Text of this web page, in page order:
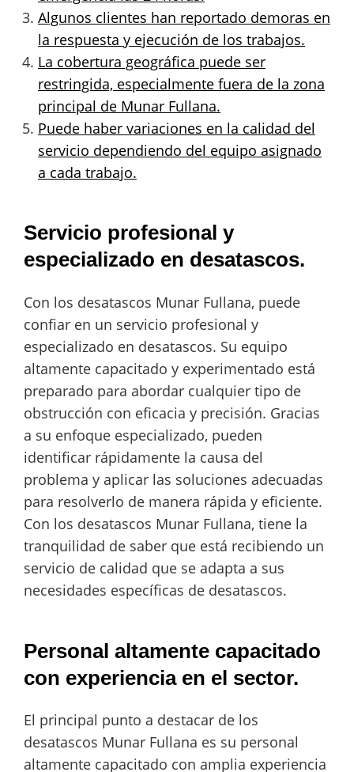
Algunos clientes han reportado demoras en
la respuesta y ejecución de los trabajos.
La cobertura geográfica puede ser
restringida, especialmente fuera de la zona
principal de Munar Fullana.
Puede haber variaciones en la calidad del
servicio dependiendo del equipo asignado
a cada trabajo.
Servicio profesional y
especializado en desatascos.
Con los desatascos Munar Fullana, puede
confiar en un servicio profesional y
especializado en desatascos. Su equipo
altamente capacitado y experimentado está
preparado para abordar cualquier tipo de
obstrucción con eficacia y precisión. Gracias
a su enfoque especializado, pueden
identificar rápidamente la causa del
problema y aplicar las soluciones adecuadas
para resolverlo de manera rápida y eficiente.
Con los desatascos Munar Fullana, tiene la
tranquilidad de saber que está recibiendo un
servicio de calidad que se adapta a sus
necesidades específicas de desatascos.
Personal altamente capacitado
con experiencia en el sector.
El principal punto a destacar de los
desatascos Munar Fullana es su personal
altamente capacitado con amplia experiencia